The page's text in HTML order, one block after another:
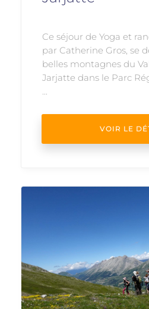
Ce séjour de Yoga et
par Catherine Gros, se
belles montagnes du
Jarjatte dans le Parc
...
VOIR LE